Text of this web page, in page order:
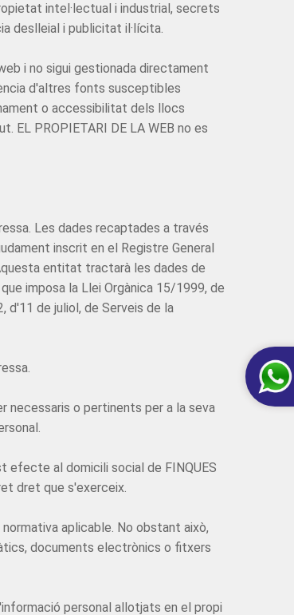
intel·lectual i industrial, secrets
deslleial i publicitat il·lícita.
i no sigui gestionada directament
d'altres fonts susceptibles
o accessibilitat dels llocs
EL PROPIETARI DE LA WEB no es
Les dades recaptades a través
inscrit en el Registre General
entitat tractarà les dades de
imposa la Llei Orgànica 15/1999, de
d'11 de juliol, de Serveis de la
necessaris o pertinents per a la seva
efecte al domicili social de FINQUES
dret que s'exerceix.
aplicable. No obstant això,
documents electrònics o fitxers
personal allotjats en el propi